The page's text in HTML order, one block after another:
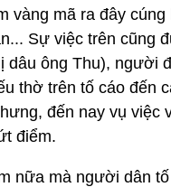
vàng mã ra đây
Sự việc trên cũng
dâu ông Thu), người
thờ trên tố cáo đến
đến nay vụ việc
điểm.
nữa mà người dân